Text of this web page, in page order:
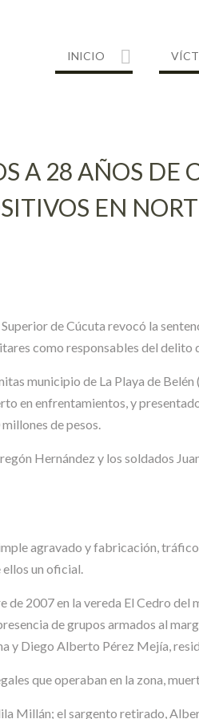
INICIO
A 28 AÑOS DE
EN
de Cúcuta revocó la
como responsables del
municipio de La Playa de
en enfrentamientos, y
de pesos.
Hernández y los soldados
agravado y fabricación,
un oficial.
2007 en la vereda El Cedro
de grupos armados al
y Diego Alberto Pérez Mejía,
que operaban en la zona,
Millán; el sargento retirado,